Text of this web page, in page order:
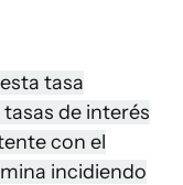
tasa
de interés
con el
incidiendo